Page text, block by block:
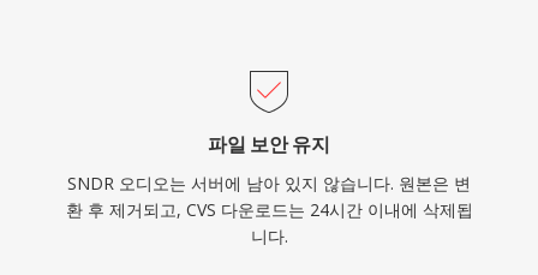
파일 보안 유지
SNDR 오디오는 서버에 남아 있지 않습니다. 원본은 변
환 후 제거되고, CVS 다운로드는 24시간 이내에 삭제됩
니다.